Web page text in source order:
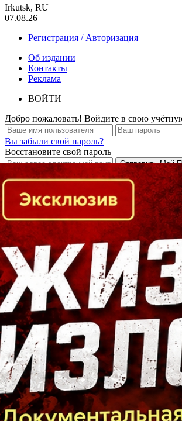
Irkutsk, RU
07.08.26
Регистрация / Авторизация
Об издании
Контакты
Реклама
ВОЙТИ
Добро пожаловать! Войдите в свою
Вы забыли свой пароль?
Восстановите свой пароль
Кто есть кто в Байкальском регионе